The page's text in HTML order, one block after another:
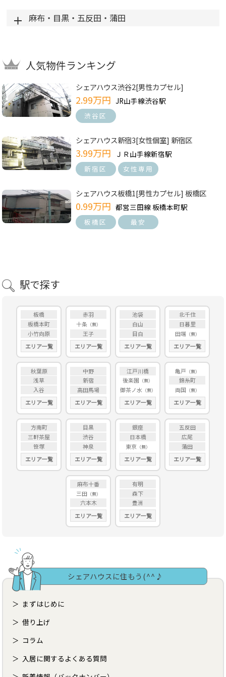
麻布・目黒・五反田・蒲田
人気物件ランキング
シェアハウス渋谷2[男性カプセル]
2.99万円 JR山手線渋谷駅
渋谷区
シェアハウス新宿3[女性個室] 新宿区
3.99万円 ＪＲ山手線新宿駅
新宿区 女性専用
シェアハウス板橋1[男性カプセル] 板橋区
0.99万円 都営三田線 板橋本町駅
板橋区 最安
駅で探す
板橋
板橋本町
小竹向原
エリア一覧
赤羽
十条
王子
エリア一覧
池袋
白山
目白
エリア一覧
北千住
日暮里
田端
エリア一覧
秋葉原
浅草
入谷
エリア一覧
中野
新宿
高田馬場
エリア一覧
江戸川橋
後楽園
御茶ノ水
エリア一覧
亀戸
錦糸町
両国
エリア一覧
方南町
三軒茶屋
笹塚
エリア一覧
目黒
渋谷
神泉
エリア一覧
銀座
日本橋
東京
エリア一覧
五反田
広尾
蒲田
エリア一覧
麻布十番
三田
六本木
エリア一覧
有明
森下
豊洲
エリア一覧
シェアハウスに住もう(^^♪
まずはじめに
借り上げ
コラム
入居に関するよくある質問